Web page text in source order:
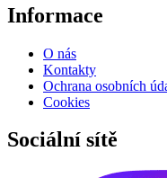
Informace
O nás
Kontakty
Ochrana osobních
Cookies
Sociální sítě